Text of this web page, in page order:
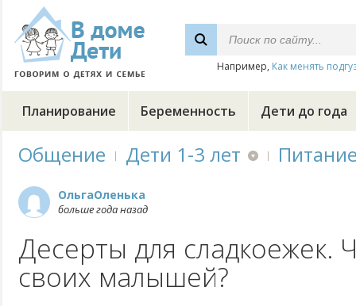
Например, Как менять
Планирование Беременность Дети до года
Общение Дети 1-3 лет
ОльгаОленька
больше года назад
Десерты для сладкоежек.
своих малышей?